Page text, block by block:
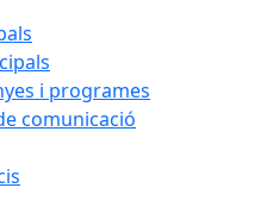
i programes
comunicació